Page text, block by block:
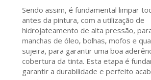
Sendo assim, é fundamental limpar
antes da pintura, com a utilização de
hidrojateamento de alta pressão,
manchas de óleo, bolhas, mofos e
sujeira, para garantir uma boa
cobertura da tinta. Esta etapa é
garantir a durabilidade e perfeito